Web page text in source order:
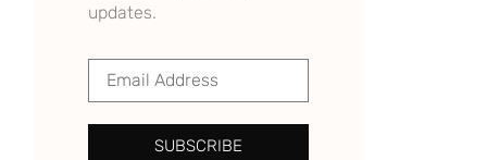
updates.
SUBSCRIBE